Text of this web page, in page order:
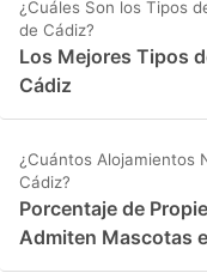
¿Cuáles Son los Tipos
de Cádiz?
Los Mejores Tipos
Cádiz
¿Cuántos Alojamientos
Cádiz?
Porcentaje de
Admiten Mascotas